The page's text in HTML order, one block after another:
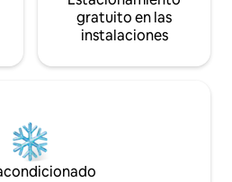
gratuito en las
instalaciones